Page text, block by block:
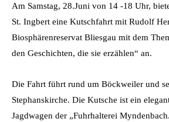
Am Samstag, 28.Juni von 14 -18 Uhr,
St. Ingbert eine Kutschfahrt mit Rudolf
Biosphärenreservat Bliesgau mit dem
den Geschichten, die sie erzählen“ an.
Die Fahrt führt rund um Böckweiler und
Stephanskirche. Die Kutsche ist ein
Jagdwagen der „Fuhrhalterei